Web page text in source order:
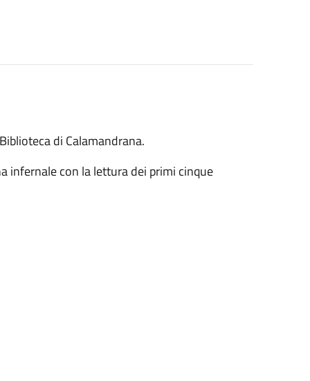
di Calamandrana.
infernale con la lettura dei primi cinque